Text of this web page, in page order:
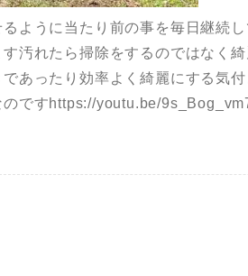
ように当たり前の事を毎日継続
汚れたら掃除をするのではなく
あったり効率よく綺麗にする気
のですhttps://youtu.be/